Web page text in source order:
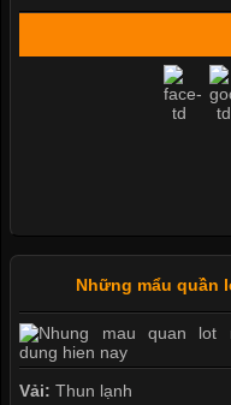
Những mẩu quần
Vải: Thun lạnh